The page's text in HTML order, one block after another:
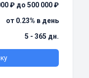
₽ до 500 000 ₽
от 0.23% в день
5 - 365 дн.